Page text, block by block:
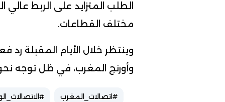
الطلب المتزايد على الربط
مختلف القطاعات.
وينتظر خلال الأيام المقبلة
وأورنج المغرب، في ظل توجه
#اتصالات_المغرب